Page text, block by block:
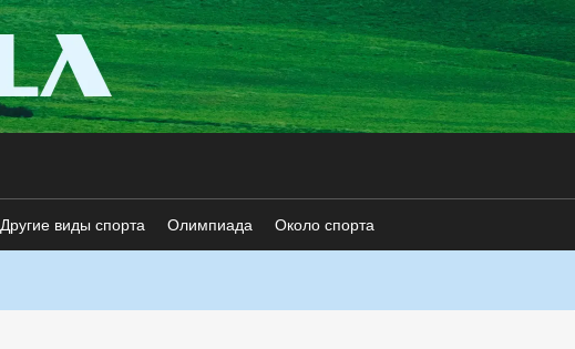
Другие виды спорта Олимпиада Около спорта